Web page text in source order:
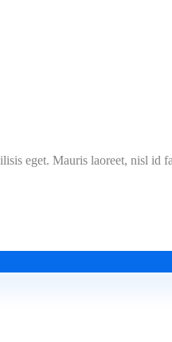
eget. Mauris laoreet, nisl id